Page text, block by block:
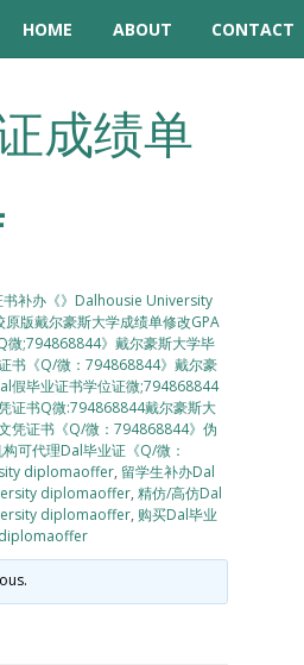
HOME ABOUT CONTACT
成绩单
书补办《》Dalhousie University
版戴尔豪斯大学成绩单修改GPA
微;794868844》戴尔豪斯大学毕
书《Q/微：794868844》戴尔豪
假毕业证书学位证微;794868844
证书Q微:794868844戴尔豪斯大
凭证书《Q/微：794868844》伪
构可代理Dal毕业证《Q/微：
diplomaoffer, 留学生补办Dal
diplomaoffer,精仿/高仿Dal
diplomaoffer, 购买Dal毕业
diplomaoffer
.